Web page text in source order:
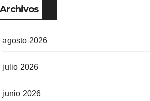
Archivos
agosto 2026
julio 2026
junio 2026